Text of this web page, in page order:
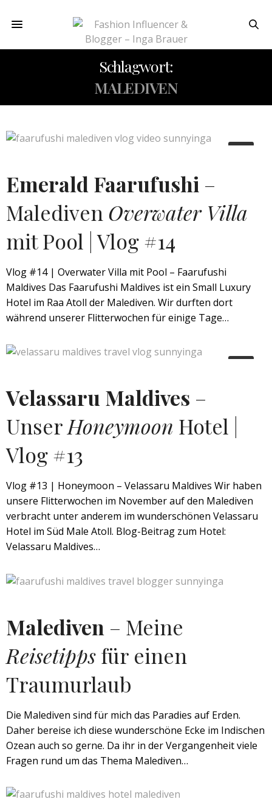
Schlagwort:
MALEDIVEN
Emerald Faarufushi –
Malediven Overwater Villa
mit Pool | Vlog #14
Vlog #14 | Overwater Villa mit Pool – Faarufushi
Maldives Das Faarufushi Maldives ist ein Small Luxury
Hotel im Raa Atoll der Malediven. Wir durften dort
während unserer Flitterwochen für einige Tage…
Velassaru Maldives –
UnserHoneymoon Hotel |
Vlog #13
Vlog #13 | Honeymoon – Velassaru Maldives Wir haben
unsere Flitterwochen im November auf den Malediven
verbracht unter anderem im wunderschönen Velassaru
Hotel im Süd Male Atoll. Blog-Beitrag zum Hotel:
Velassaru Maldives…
Malediven – Meine
Reisetippsfür einen
Traumurlaub
Die Malediven sind für mich das Paradies auf Erden.
Daher bereise ich diese wunderschöne Ecke im Indischen
Ozean auch so gerne. Da ihr in der Vergangenheit viele
Fragen rund um das Thema Malediven…